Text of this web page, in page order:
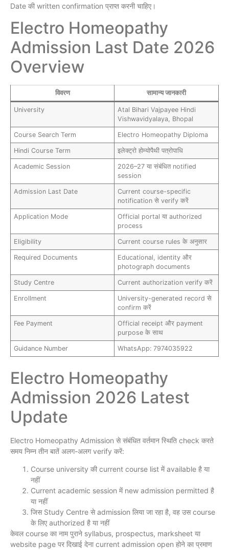
Date की written confirmation प्राप्त करनी चाहिए।
Electro Homeopathy
Admission Last Date 2026
Overview
विवरण सामान्य जानकारी
University
Atal Bihari Vajpayee Hindi
Vishwavidyalaya, Bhopal
Course Search Term Electro Homeopathy Diploma
Hindi Course Term इलेक्ट्रो होम्योपैथी पत्रोपाधि
Academic Session
2026–27 या संबंधित notified
session
Admission Last Date
Current course-specific
notification से verify करें
Application Mode
Official portal या authorized
process
Eligibility Current course rules के अनुसार
Required Documents
Educational, identity और
photograph documents
Study Centre Current authorization verify करें
Enrollment
University-generated record से
confirm करें
Fee Payment
Official receipt और payment
purpose के साथ
Guidance Number WhatsApp: 7974035922
Electro Homeopathy
Admission 2026 Latest
Update
Electro Homeopathy Admission से संबंधित वर्तमान स्थिति check करते
समय निम्न तीन बातें अलग-अलग verify करें:
Course university की current course list में available है या
नहीं
Current academic session में new admission permitted है
या नहीं
जिस Study Centre से admission लिया जा रहा है, वह उस course
के लिए authorized है या नहीं
केवल course का नाम पुराने syllabus, prospectus, marksheet या
website page पर दिखाई देना current admission open होने का प्रमाण